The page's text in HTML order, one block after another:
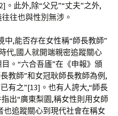
。此外,除“父兄”“丈夫”之外,
往也與性別無涉。
中,能否存在女性稱“師長教師”
代,國人就開端親密追蹤關心
。“六合吾廬”在《申報》頒
教師”和女冠耿師長教師為例,
有之”[13]。也有人誇大,“師長
出“廣東梨園,稱女性則用女師
也追蹤關心到現代社會在稱女